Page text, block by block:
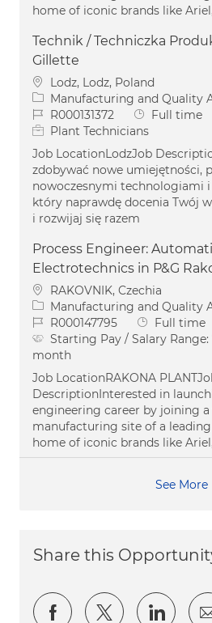
home of iconic brands like Ariel,
Technik / Techniczka
Gillette
Location
Lodz, Lodz, Poland
Category
Manufacturing and Quality
Job IdR000131372 Job Type
Full time
Plant Technicians
Job LocationLodzJob
zdobywać nowe umiejętności,
nowoczesnymi technologiami i
który naprawdę docenia Twój
i rozwijaj się razem
Process Engineer:
Electrotechnics in P&G
Location
RAKOVNIK, Czechia
Category
Manufacturing and Quality
Job IdR000147795 Job Type
Full time
Starting Pay / Salary Range:
month
Job LocationRAKONA
DescriptionInterested in
engineering career by joining
manufacturing site of a
home of iconic brands like Ariel,
See More
Share this
Share viaShare via